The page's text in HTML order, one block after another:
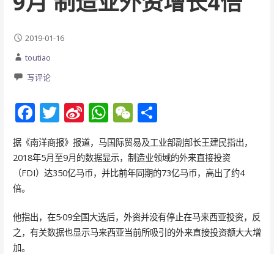
2019-01-16
toutiao
写评论
F
ac
e
b
o
k
T
w
itt
er
Si
n
a
W
b
o
W
h
at
s
p
p
W
e
C
h
分
享
据《南洋商报》报道，马国际贸易及工业部副部长王建民指出，
2018年5月至9月的数据显示，制造业领域的外来直接投资
（FDI）达350亿马币，并比前年同期的73亿马币，高出了约4
倍。
他指出，在5·09全国大选后，外资并没有停止在马来西亚投资，反
之，有关数据也显示马来西亚当前所吸引的外来直接投资额大大增
加。